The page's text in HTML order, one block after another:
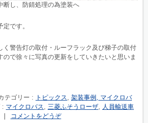
断し、防錆処理の為塗装へ
です。
く警告灯の取付・ルーフラック及び梯子の取付
ので徐々に写真の更新をしていきたいと思いま
テゴリー : トピックス
架装事例, マイクロバ
: マイクロバス 三菱ふそうローザ
人員輸送車
| コメントをどうぞ